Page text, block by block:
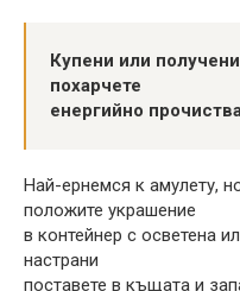
Купени или
похарчете
енергийно
Най-ернемся к амулету,
положите украшение
в контейнер с осветена
настрани
поставете в къщата и